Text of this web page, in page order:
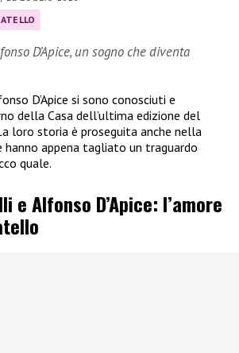
D’Apice, un sogno che diventa
D’Apice si sono conosciuti e
della Casa dell’ultima edizione del
loro storia è proseguita anche nella
hanno appena tagliato un traguardo
quale.
e Alfonso D’Apice: l’amore